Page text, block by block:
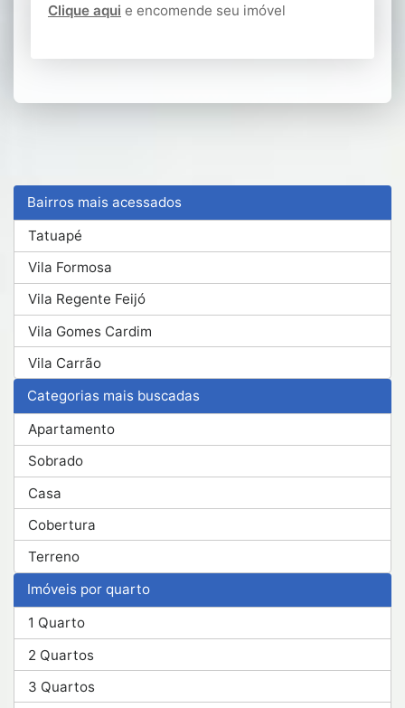
Clique aqui e encomende seu imóvel
Bairros mais acessados
Tatuapé
Vila Formosa
Vila Regente Feijó
Vila Gomes Cardim
Vila Carrão
Categorias mais buscadas
Apartamento
Sobrado
Casa
Cobertura
Terreno
Imóveis por quarto
1 Quarto
2 Quartos
3 Quartos